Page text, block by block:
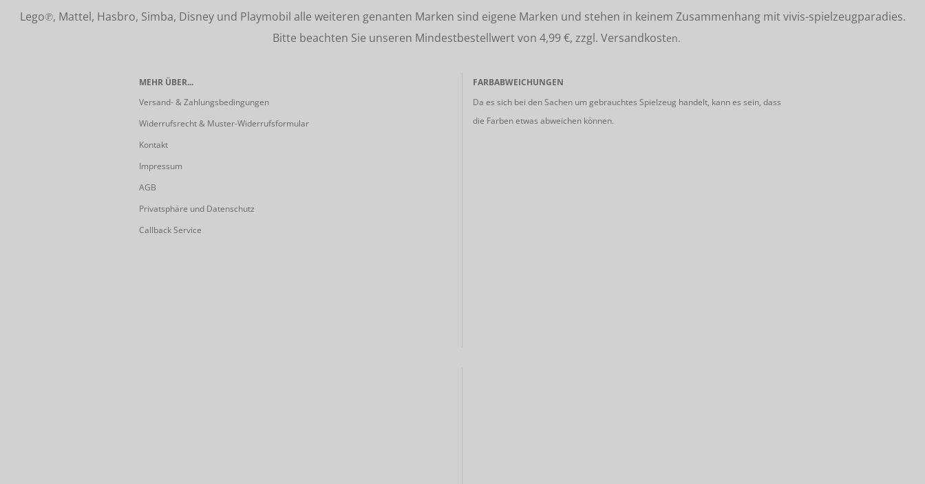
Lego℗, Mattel, Hasbro, Simba, Disney und Playmobil alle weiteren genanten Marken sind eigene Marken und stehen in keinem Zusammenhang mit vivis-spielzeugparadies.
Bitte beachten Sie unseren Mindestbestellwert von 4,99 €, zzgl. Versandkosten.
MEHR ÜBER...
Versand- & Zahlungsbedingungen
Widerrufsrecht & Muster-Widerrufsformular
Kontakt
Impressum
AGB
Privatsphäre und Datenschutz
Callback Service
FARBABWEICHUNGEN
Da es sich bei den Sachen um gebrauchtes Spielzeug handelt, kann es sein, dass
die Farben etwas abweichen können.